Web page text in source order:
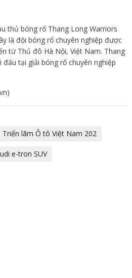
thủ bóng rổ Thang Long Warriors
là đội bóng rổ chuyên nghiệp được
từ Thủ đô Hà Nội, Việt Nam. Thang
tại giải bóng rổ chuyên nghiệp
Triển lãm Ô tô Việt Nam 202
e-tron SUV